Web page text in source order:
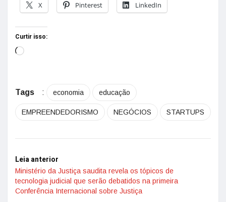
X Pinterest LinkedIn
Curtir isso:
Tags : economia educação
EMPREENDEDORISMO NEGÓCIOS STARTUPS
Leia anterior
Ministério da Justiça saudita revela os tópicos de
tecnologia judicial que serão debatidos na primeira
Conferência Internacional sobre Justiça